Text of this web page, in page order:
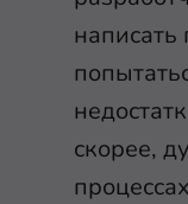
написать
скорее,